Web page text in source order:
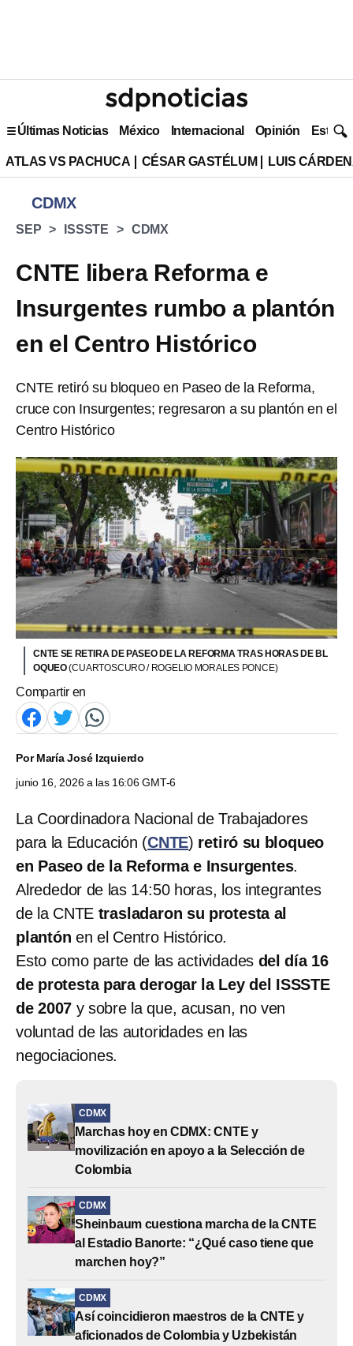
Últimas Noticias México Internacional Opinión Estilo
ATLAS VS PACHUCA CÉSAR GASTÉLUM LUIS
CDMX
SEP ISSSTE CDMX
CNTE libera Reforma e
Insurgentes rumbo a plantón
en el Centro Histórico
CNTE retiró su bloqueo en Paseo de la Reforma,
cruce con Insurgentes; regresaron a su plantón en el
Centro Histórico
CNTE SE RETIRA DE PASEO DE LA REFORMA TRAS HORAS DE BL
OQUEO(CUARTOSCURO / ROGELIO MORALES PONCE)
Compartir en
PorMaría José Izquierdo
junio 16, 2026 a las 16:06 GMT-6
La Coordinadora Nacional de Trabajadores
para la Educación (CNTE) retiró su bloqueo
en Paseo de la Reforma e Insurgentes.
Alrededor de las 14:50 horas, los integrantes
de la CNTE trasladaron su protesta al
plantón en el Centro Histórico.
Esto como parte de las actividades del día 16
de protesta para derogar la Ley del ISSSTE
de 2007 y sobre la que, acusan, no ven
voluntad de las autoridades en las
negociaciones.
CDMX
Marchas hoy en CDMX: CNTE y
movilización en apoyo a la Selección de
Colombia
CDMX
Sheinbaum cuestiona marcha de la CNTE
al Estadio Banorte: “¿Qué caso tiene que
marchen hoy?”
CDMX
Así coincidieron maestros de la CNTE y
aficionados de Colombia y Uzbekistán